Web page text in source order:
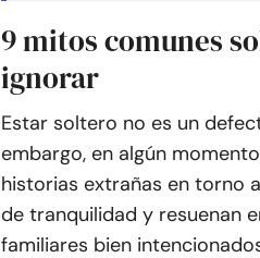
9 mitos comunes
ignorar
Estar soltero no es un
embargo, en algún
historias extrañas en torno
de tranquilidad y resuenan
familiares bien